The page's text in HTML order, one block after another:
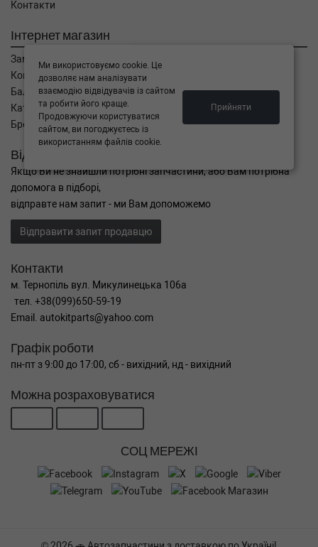
Контакти
Інтернет магазин
Замовлення
Кошик
Баланс
Каталог товарів
Бренди
Відправити запит
Якщо Ви не знайшли потрібні запчастини, або Вам потрібна
допомога в підборі,
відправте нам запит - ми Вам допоможемо
Відправити запит продавцю
Контакти
м. Тернопіль вул. Микулинецька 106а
тел. +38(099)650-59-19
Email. autokitparts@yahoo.com
Графік роботи
пн-пт з 9:00 до 17:00, сб - вихідний, нд - вихідний
Можна розраховуватися
СОЦ МЕРЕЖІ
Ми використовуємо cookie. Це
дозволяє нам аналізувати
взаємодію відвідувачів із сайтом
та робити його краще.
Продовжуючи користуватися
сайтом, ви погоджуєтесь із
використанням файлів cookie.
Прийняти